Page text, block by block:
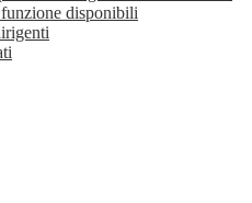
disponibili